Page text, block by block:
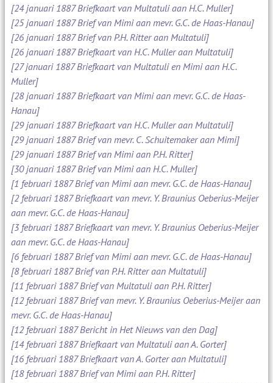
[24 januari 1887 Briefkaart van Multatuli aan H.C. Muller]
[25 januari 1887 Brief van Mimi aan mevr. G.C. de Haas-Hanau]
[26 januari 1887 Brief van P.H. Ritter aan Multatuli]
[26 januari 1887 Briefkaart van H.C. Muller aan Multatuli]
[27 januari 1887 Briefkaart van Multatuli en Mimi aan H.C.
Muller]
[28 januari 1887 Briefkaart van Mimi aan mevr. G.C. de Haas-
Hanau]
[29 januari 1887 Briefkaart van H.C. Muller aan Multatuli]
[29 januari 1887 Brief van mevr. C. Schuitemaker aan Mimi]
[29 januari 1887 Brief van Mimi aan P.H. Ritter]
[30 januari 1887 Brief van Mimi aan H.C. Muller]
[1 februari 1887 Brief van Mimi aan mevr. G.C. de Haas-Hanau]
[2 februari 1887 Briefkaart van mevr. Y. Braunius Oeberius-Meijer
aan mevr. G.C. de Haas-Hanau]
[3 februari 1887 Briefkaart van mevr. Y. Braunius Oeberius-Meijer
aan mevr. G.C. de Haas-Hanau]
[6 februari 1887 Brief van Mimi aan mevr. G.C. de Haas-Hanau]
[8 februari 1887 Brief van P.H. Ritter aan Multatuli]
[11 februari 1887 Brief van Multatuli aan P.H. Ritter]
[12 februari 1887 Brief van mevr. Y. Braunius Oeberius-Meijer aan
mevr. G.C. de Haas-Hanau]
[12 februari 1887 Bericht in Het Nieuws van den Dag]
[14 februari 1887 Briefkaart van Multatuli aan A. Gorter]
[16 februari 1887 Briefkaart van A. Gorter aan Multatuli]
[18 februari 1887 Brief van Mimi aan P.H. Ritter]